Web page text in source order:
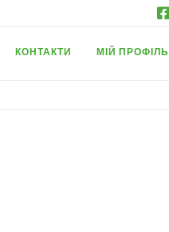
КОНТАКТИ МІЙ ПРОФІЛЬ